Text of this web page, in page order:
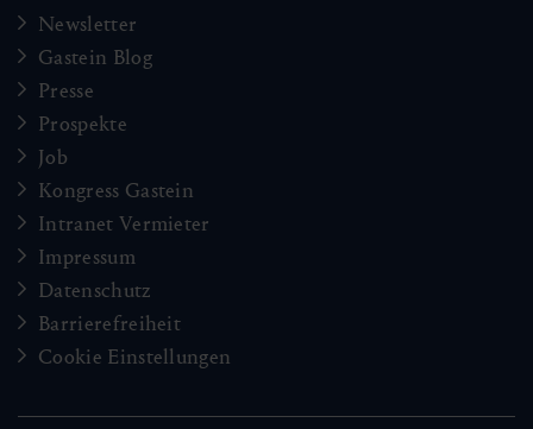
Newsletter
Gastein Blog
Presse
Prospekte
Job
Kongress Gastein
Intranet Vermieter
Impressum
Datenschutz
Barrierefreiheit
Cookie Einstellungen